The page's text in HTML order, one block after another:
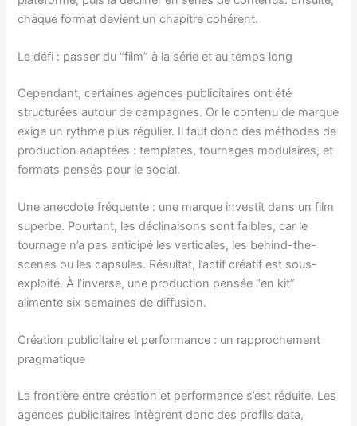
chaque format devient un chapitre cohérent.
Le défi : passer du “film” à la série et au temps long
Cependant, certaines agences publicitaires ont été
structurées autour de campagnes. Or le contenu de marque
exige un rythme plus régulier. Il faut donc des méthodes de
production adaptées : templates, tournages modulaires, et
formats pensés pour le social.
Une anecdote fréquente : une marque investit dans un film
superbe. Pourtant, les déclinaisons sont faibles, car le
tournage n’a pas anticipé les verticales, les behind-the-
scenes ou les capsules. Résultat, l’actif créatif est sous-
exploité. À l’inverse, une production pensée “en kit”
alimente six semaines de diffusion.
Création publicitaire et performance : un rapprochement
pragmatique
La frontière entre création et performance s’est réduite. Les
agences publicitaires intègrent donc des profils data,